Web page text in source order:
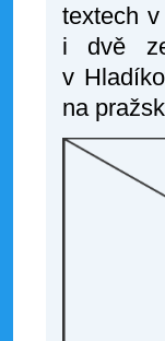
textech
i dvě
v
na